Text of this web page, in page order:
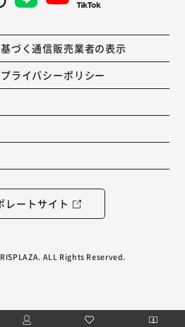
づく通信販売業者の表示
ライバシーポリシー
レートサイト
ALL Rights Reserved.